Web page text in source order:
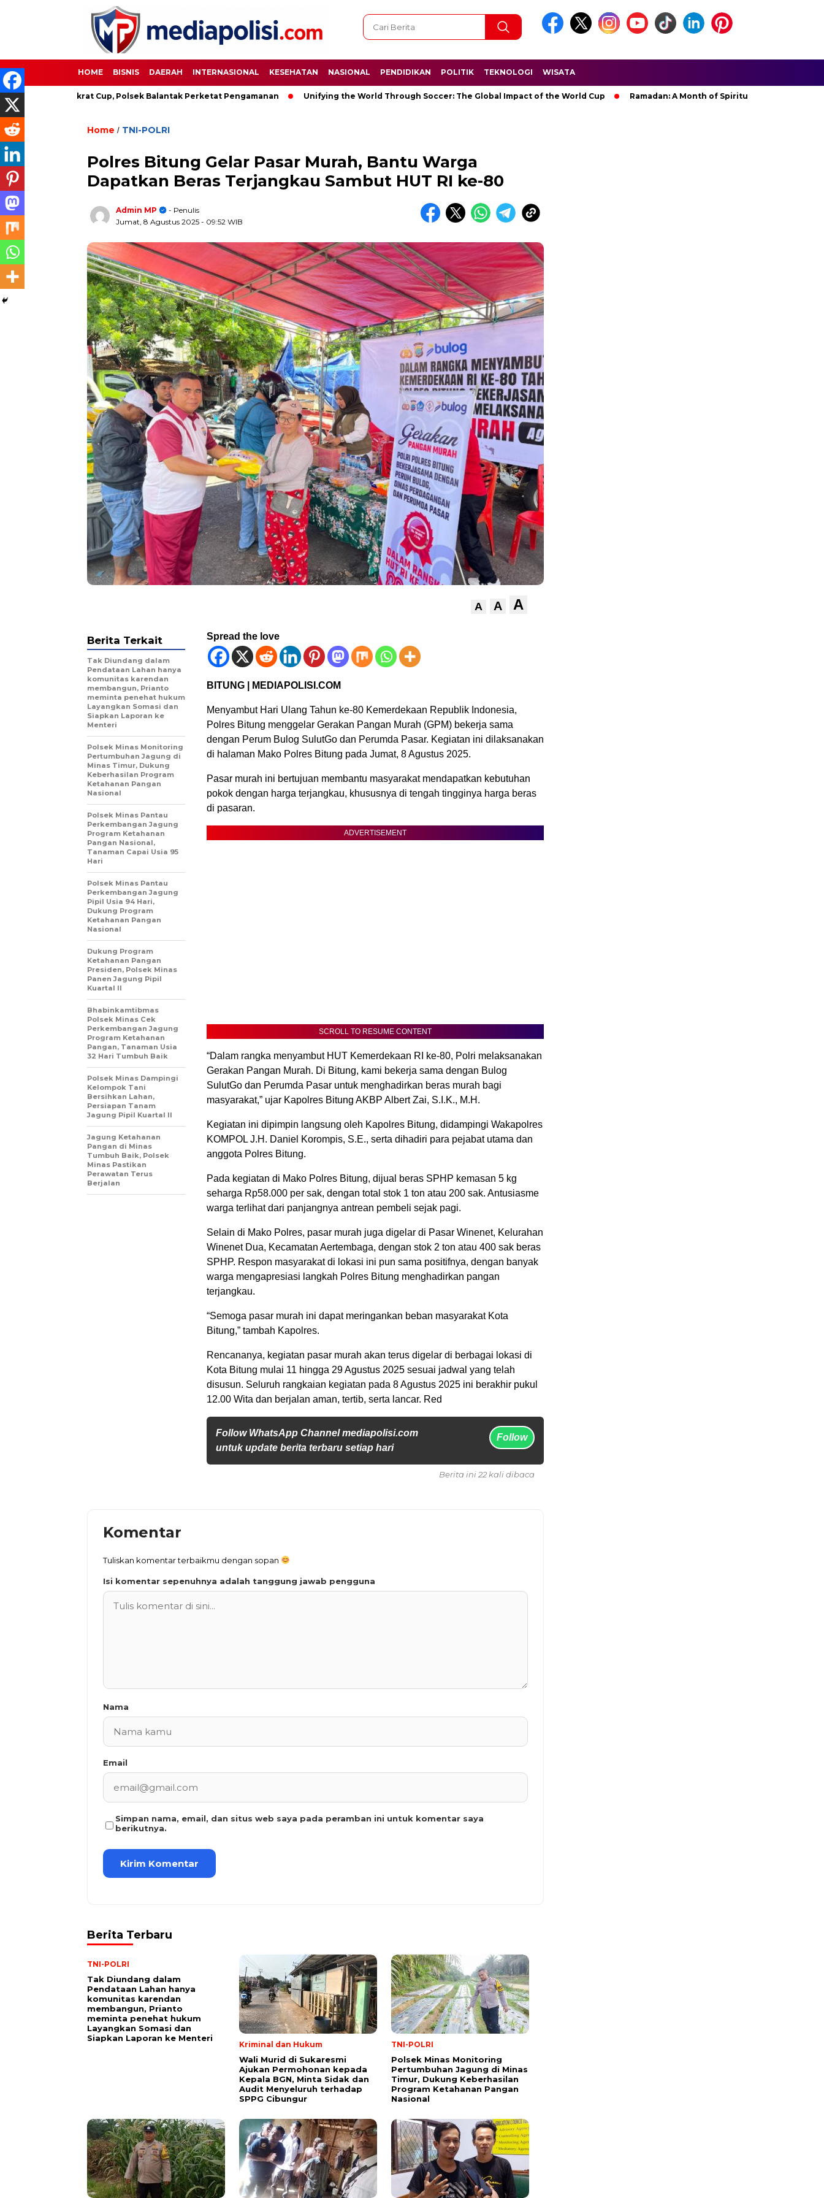
HOME BISNIS DAERAH INTERNASIONAL KESEHATAN NASIONAL PENDIDIKAN POLITIK TEKNOLOGI WISATA
Demokrat Cup, Polsek Balantak Perketat Pengamanan Unifying the World Through Soccer: The Global Impact of the World Cup Ramadan: A Month of Spiritual Reflection, Devotion,
Home / TNI-POLRI
Polres Bitung Gelar Pasar Murah, Bantu Warga
Dapatkan Beras Terjangkau Sambut HUT RI ke-80
Admin MP
- Penulis
Jumat, 8 Agustus 2025 - 09:52 WIB
A A A
Spread the love
BITUNG | MEDIAPOLISI.COM
Menyambut Hari Ulang Tahun ke-80 Kemerdekaan Republik Indonesia,
Polres Bitung menggelar Gerakan Pangan Murah (GPM) bekerja sama
dengan Perum Bulog SulutGo dan Perumda Pasar. Kegiatan ini dilaksanakan
di halaman Mako Polres Bitung pada Jumat, 8 Agustus 2025.
Pasar murah ini bertujuan membantu masyarakat mendapatkan kebutuhan
pokok dengan harga terjangkau, khususnya di tengah tingginya harga beras
di pasaran.
ADVERTISEMENT
SCROLL TO RESUME CONTENT
“Dalam rangka menyambut HUT Kemerdekaan RI ke-80, Polri melaksanakan
Gerakan Pangan Murah. Di Bitung, kami bekerja sama dengan Bulog
SulutGo dan Perumda Pasar untuk menghadirkan beras murah bagi
masyarakat,” ujar Kapolres Bitung AKBP Albert Zai, S.I.K., M.H.
Kegiatan ini dipimpin langsung oleh Kapolres Bitung, didampingi Wakapolres
KOMPOL J.H. Daniel Korompis, S.E., serta dihadiri para pejabat utama dan
anggota Polres Bitung.
Pada kegiatan di Mako Polres Bitung, dijual beras SPHP kemasan 5 kg
seharga Rp58.000 per sak, dengan total stok 1 ton atau 200 sak. Antusiasme
warga terlihat dari panjangnya antrean pembeli sejak pagi.
Selain di Mako Polres, pasar murah juga digelar di Pasar Winenet, Kelurahan
Winenet Dua, Kecamatan Aertembaga, dengan stok 2 ton atau 400 sak beras
SPHP. Respon masyarakat di lokasi ini pun sama positifnya, dengan banyak
warga mengapresiasi langkah Polres Bitung menghadirkan pangan
terjangkau.
“Semoga pasar murah ini dapat meringankan beban masyarakat Kota
Bitung,” tambah Kapolres.
Rencananya, kegiatan pasar murah akan terus digelar di berbagai lokasi di
Kota Bitung mulai 11 hingga 29 Agustus 2025 sesuai jadwal yang telah
disusun. Seluruh rangkaian kegiatan pada 8 Agustus 2025 ini berakhir pukul
12.00 Wita dan berjalan aman, tertib, serta lancar. Red
Follow WhatsApp Channel mediapolisi.com
untuk update berita terbaru setiap hari
Follow
Berita Terkait
Tak Diundang dalam
Pendataan Lahan hanya
komunitas karendan
membangun, Prianto
meminta penehat hukum
Layangkan Somasi dan
Siapkan Laporan ke
Menteri
Polsek Minas Monitoring
Pertumbuhan Jagung di
Minas Timur, Dukung
Keberhasilan Program
Ketahanan Pangan
Nasional
Polsek Minas Pantau
Perkembangan Jagung
Program Ketahanan
Pangan Nasional,
Tanaman Capai Usia 95
Hari
Polsek Minas Pantau
Perkembangan Jagung
Pipil Usia 94 Hari,
Dukung Program
Ketahanan Pangan
Nasional
Dukung Program
Ketahanan Pangan
Presiden, Polsek Minas
Panen Jagung Pipil
Kuartal II
Bhabinkamtibmas
Polsek Minas Cek
Perkembangan Jagung
Program Ketahanan
Pangan, Tanaman Usia
32 Hari Tumbuh Baik
Polsek Minas Dampingi
Kelompok Tani
Bersihkan Lahan,
Persiapan Tanam
Jagung Pipil Kuartal II
Jagung Ketahanan
Pangan di Minas
Tumbuh Baik, Polsek
Minas Pastikan
Perawatan Terus
Berjalan
Berita ini 22 kali dibaca
Komentar
Tuliskan komentar terbaikmu dengan sopan
Isi komentar sepenuhnya adalah tanggung jawab pengguna
Nama
Email
Simpan nama, email, dan situs web saya pada peramban ini untuk komentar saya
berikutnya.
Berita Terbaru
TNI-POLRI
Tak Diundang dalam
Pendataan Lahan hanya
komunitas karendan
membangun, Prianto
meminta penehat hukum
Layangkan Somasi dan
Siapkan Laporan ke Menteri
Kriminal dan Hukum
Wali Murid di Sukaresmi
Ajukan Permohonan kepada
Kepala BGN, Minta Sidak dan
Audit Menyeluruh terhadap
SPPG Cibungur
TNI-POLRI
Polsek Minas Monitoring
Pertumbuhan Jagung di Minas
Timur, Dukung Keberhasilan
Program Ketahanan Pangan
Nasional